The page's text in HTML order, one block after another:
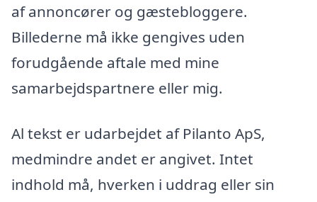
af annoncører og gæstebloggere.
Billederne må ikke gengives uden
forudgående aftale med mine
samarbejdspartnere eller mig.
Al tekst er udarbejdet af Pilanto ApS,
medmindre andet er angivet. Intet
indhold må, hverken i uddrag eller sin